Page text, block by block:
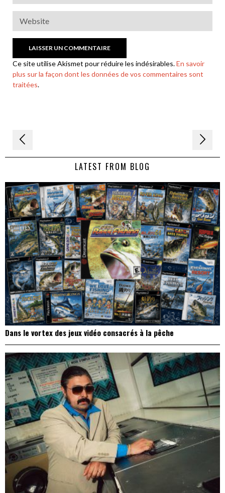
Ce site utilise Akismet pour réduire les indésirables.En savoir
plus sur la façon dont les données de vos commentaires sont
traitées.
Navigation
de LATEST FROM BLOG
Dans le vortex des jeux vidéo consacrés à la pêche